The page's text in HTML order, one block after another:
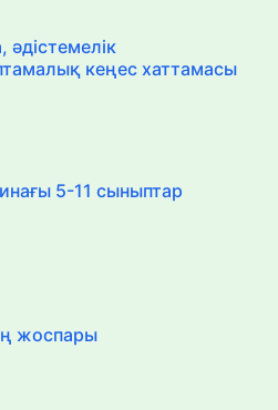
кеңес хаттамасы
5-11 сыныптар
жоспары